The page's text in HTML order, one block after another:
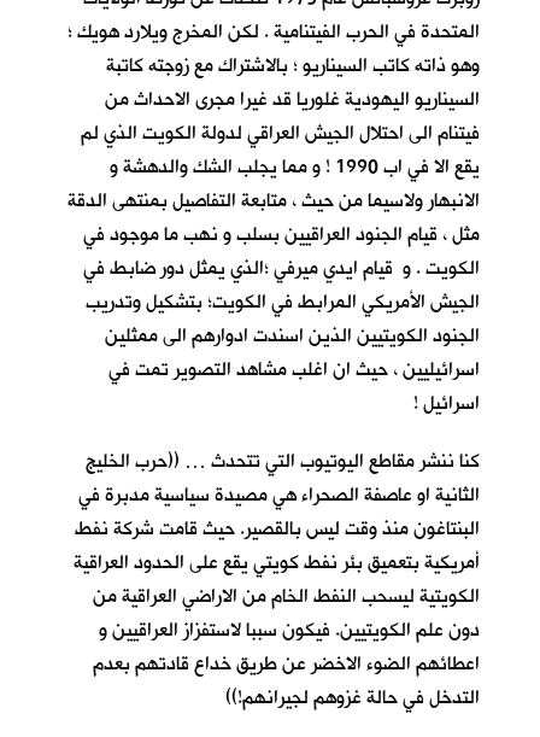
المتحدة في الحرب الفيتنامية . لكن المخرج ويلارد هويك ؛
وهو ذاته كاتب السيناريو ؛ بالاشتراك مع زوجته كاتبة
السيناريو اليهودية غلوريا قد غيرا مجرى الاحداث من
فيتنام الى احتلال الجيش العراقي لدولة الكويت الذي لم
يقع الا في اب 1990 ! و مما يجلب الشك والدهشة و
الانبهار ولاسيما من حيث ، متابعة التفاصيل بمنتهى الدقة
مثل ، قيام الجنود العراقيين بسلب و نهب ما موجود في
الكويت . و قيام ايدي ميرفي ؛الذي يمثل دور ضابط في
الجيش الأمريكي المرابط في الكويت؛ بتشكيل وتدريب
الجنود الكويتيين الذين اسندت ادوارهم الى ممثلين
اسرائيليين ، حيث ان اغلب مشاهد التصوير تمت في
اسرائيل !
كنا ننشر مقاطع اليوتيوب التي تتحدث … ((حرب الخليج
الثانية او عاصفة الصحراء هي مصيدة سياسية مدبرة في
البنتاغون منذ وقت ليس بالقصير. حيث قامت شركة نفط
أمريكية بتعميق بئر نفط كويتي يقع على الحدود العراقية
الكويتية ليسحب النفط الخام من الاراضي العراقية من
دون علم الكويتيين. فيكون سببا لاستفزاز العراقيين و
اعطائهم الضوء الاخضر عن طريق خداع قادتهم بعدم
التدخل في حالة غزوهم لجيرانهم!))